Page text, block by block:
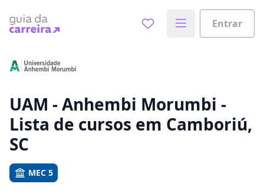
Entrar
UAM - Anhembi Morumbi -
Lista de cursos em Camboriú,
SC
MEC 5